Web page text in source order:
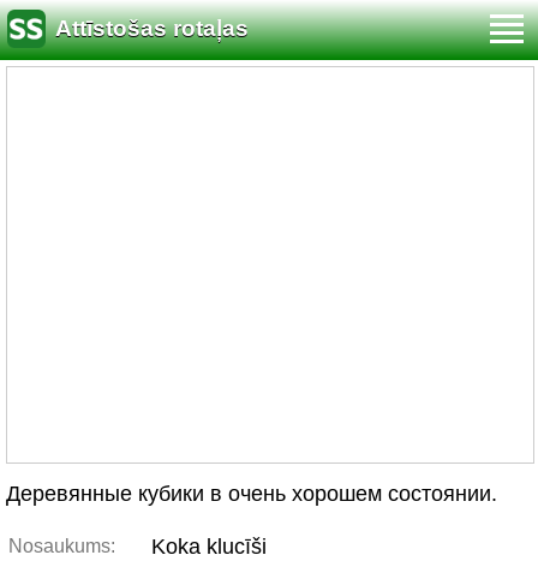
Attīstošas rotaļas
Деревянные кубики в очень хорошем состоянии.
Nosaukums: Koka klucīši